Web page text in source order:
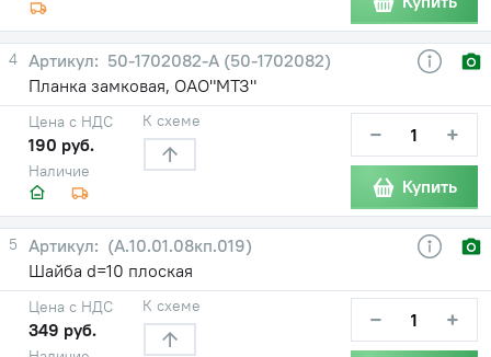
4
50-1702082-А (50-1702082)
Планка замковая, ОАО"МТЗ"
Наличие
Цена с НДС
190 руб.
К схеме − +
Купить
5
(А.10.01.08кп.019)
Шайба d=10 плоская
Цена с НДС
349 руб.
К схеме − +